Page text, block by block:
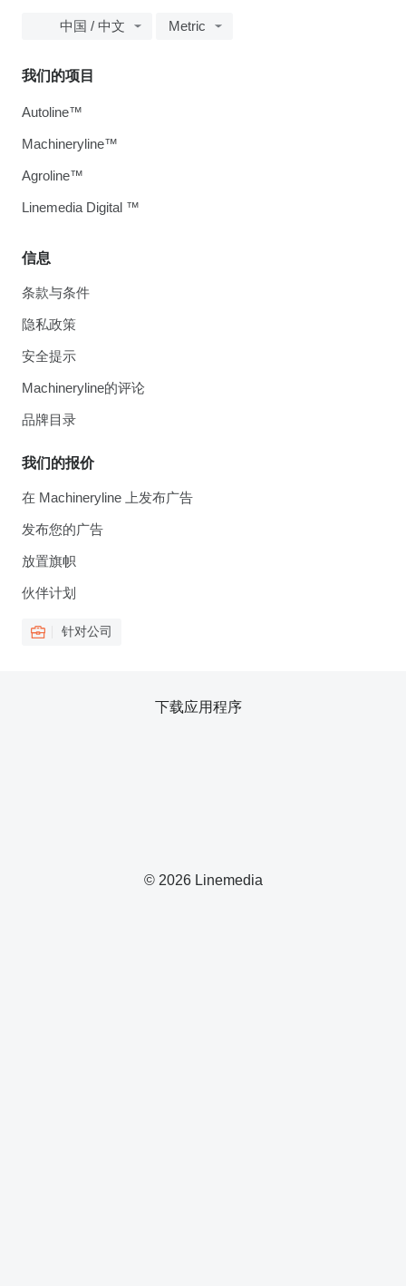
中国 / 中文 Metric
信息
条款与条件
隐私政策
安全提示
Machineryline的评论
品牌目录
我们的报价
在 Machineryline 上发布广告
发布您的广告
放置旗帜
伙伴计划
针对公司
我们的项目
Autoline™
Machineryline™
Agroline™
Linemedia Digital ™
© 2026 Linemedia
下载应用程序